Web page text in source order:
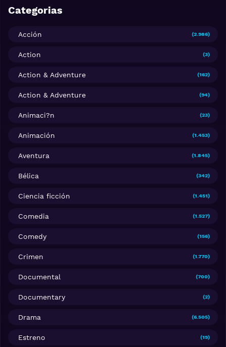
Categorias
Acción (2.986)
Action (3)
Action & Adventure (162)
Action & Adventure (94)
Animaci?n (23)
Animación (1.453)
Aventura (1.845)
Bélica (342)
Ciencia ficción (1.451)
Comedia (1.527)
Comedy (156)
Crimen (1.770)
Documental (700)
Documentary (2)
Drama (6.505)
Estreno (19)